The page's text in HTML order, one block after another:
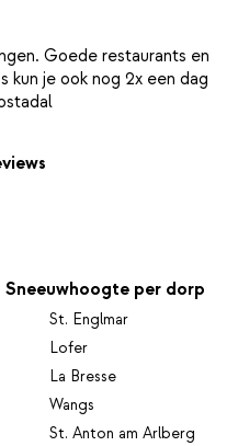
Goede restaurants en
kun je ook nog 2x een dag
Sneeuwhoogte per dorp
St. Englmar
Lofer
La Bresse
Wangs
St. Anton am Arlberg